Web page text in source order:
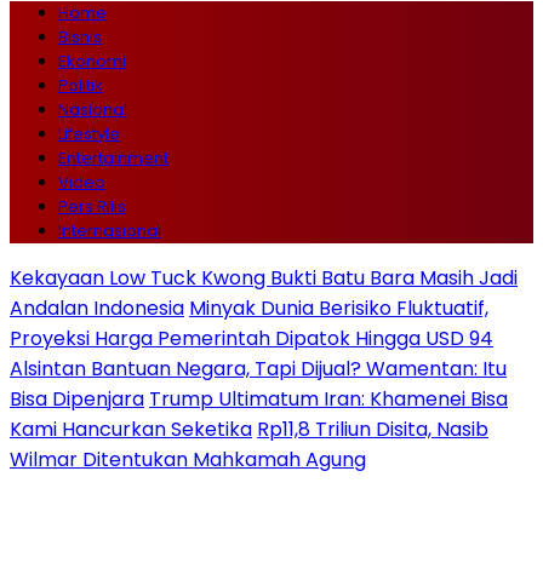
Home
Bisnis
Ekonomi
Politik
Nasional
Lifestyle
Entertainment
Video
Pers Rilis
Internasional
Kekayaan Low Tuck Kwong Bukti Batu Bara Masih Jadi
Andalan Indonesia Minyak Dunia Berisiko Fluktuatif,
Proyeksi Harga Pemerintah Dipatok Hingga USD 94
Alsintan Bantuan Negara, Tapi Dijual? Wamentan: Itu
Bisa Dipenjara Trump Ultimatum Iran: Khamenei Bisa
Kami Hancurkan Seketika Rp11,8 Triliun Disita, Nasib
Wilmar Ditentukan Mahkamah Agung